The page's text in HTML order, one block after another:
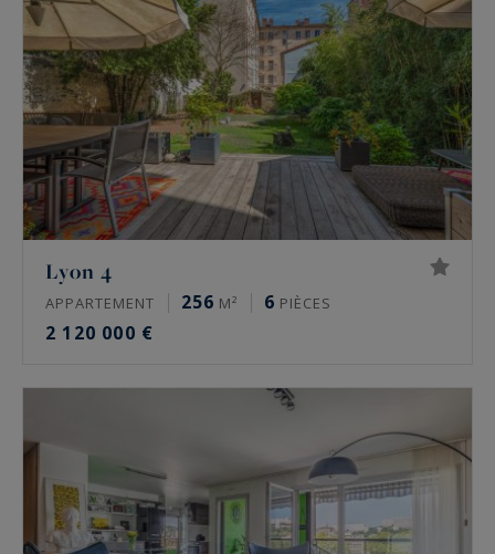
Lyon 4
APPARTEMENT 256 M² 6 PIÈCES
2 120 000 €